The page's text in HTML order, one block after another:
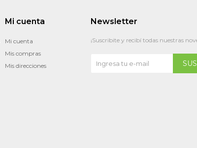
Mi cuenta
Mi cuenta
Mis compras
Mis direcciones
Newsletter
¡Suscribite y recibí todas nuestras